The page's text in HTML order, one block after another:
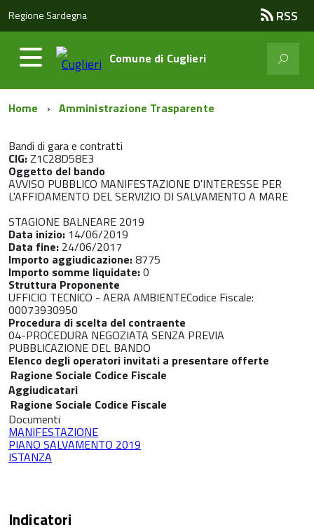
Regione Sardegna RSS
Comune di Cuglieri
Home Amministrazione Trasparente
Bandi di gara e contratti
CIG:Z1C28D58E3
Oggetto del bando
AVVISO PUBBLICO MANIFESTAZIONE D'INTERESSE PER
L'AFFIDAMENTO DEL SERVIZIO DI SALVAMENTO A MARE
STAGIONE BALNEARE 2019
Data inizio: 14/06/2019
Data fine: 24/06/2017
Importo aggiudicazione:8775
Importo somme liquidate:0
Struttura Proponente
UFFICIO TECNICO - AERA AMBIENTECodice Fiscale:
00073930950
Procedura di scelta del contraente
04-PROCEDURA NEGOZIATA SENZA PREVIA
PUBBLICAZIONE DEL BANDO
Elenco degli operatori invitati a presentare offerte
Ragione Sociale Codice Fiscale
Aggiudicatari
Ragione Sociale Codice Fiscale
Documenti
MANIFESTAZIONE
PIANO SALVAMENTO 2019
ISTANZA
Indicatori